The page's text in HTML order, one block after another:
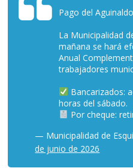
Pago del Aguinaldo
La Municipalidad
mañana se hará
Anual
trabajadores
Bancarizados:
horas del sábado.
Por cheque:
— Municipalidad de
de junio de 2026